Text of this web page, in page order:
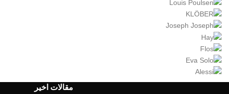
مقالات اخیر